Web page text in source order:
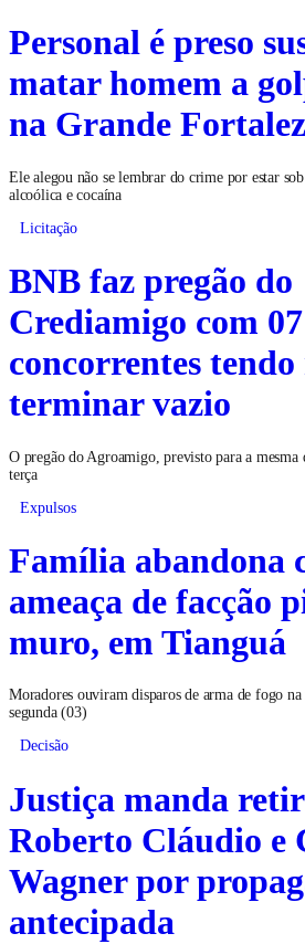
Personal é preso
matar homem a
na Grande
Ele alegou não se lembrar do crime por estar
alcoólica e cocaína
Licitação
BNB faz pregão do
Crediamigo com 07
concorrentes tendo
terminar vazio
O pregão do Agroamigo, previsto para a mesma
terça
Expulsos
Família abandona
ameaça de facção
muro, em Tianguá
Moradores ouviram disparos de arma de fogo na
segunda (03)
Decisão
Justiça manda
Roberto Cláudio e
Wagner por
antecipada